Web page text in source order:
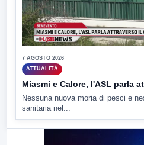
7 AGOSTO 2026
ATTUALITÀ
Miasmi e Calore, l'ASL parla
Nessuna nuova moria di pesci e
sanitaria nel...